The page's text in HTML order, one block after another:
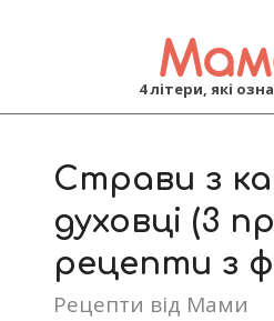
4 літери, які
Страви з
духовці (3
рецепти з
Рецепти від Мами